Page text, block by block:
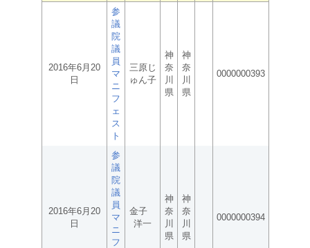
2016年6月20
日
参
議
院
議
員
マ
ニ
フ
ェ
ス
ト
三原じ
ゅん子
神
奈
川
県
神
奈
川
県
0000000393
2016年6月20
日
参
議
院
議
員
マ
ニ
フ
金子
洋一
神
奈
川
県
神
奈
川
県
0000000394